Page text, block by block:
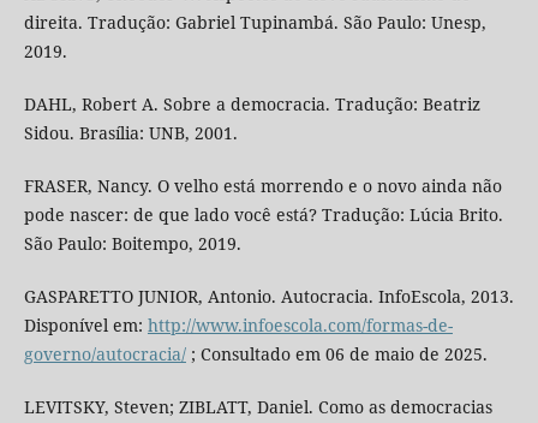
direita. Tradução: Gabriel Tupinambá. São Paulo: Unesp,
2019.
DAHL, Robert A. Sobre a democracia. Tradução: Beatriz
Sidou. Brasília: UNB, 2001.
FRASER, Nancy. O velho está morrendo e o novo ainda não
pode nascer: de que lado você está? Tradução: Lúcia Brito.
São Paulo: Boitempo, 2019.
GASPARETTO JUNIOR, Antonio. Autocracia. InfoEscola, 2013.
Disponível em: http://www.infoescola.com/formas-de-
governo/autocracia/; Consultado em 06 de maio de 2025.
LEVITSKY, Steven; ZIBLATT, Daniel. Como as democracias